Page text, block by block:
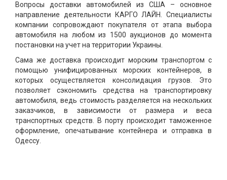
Вопросы доставки автомобилей из США – основное
направление деятельности КАРГО ЛАЙН. Специалисты
компании сопровождают покупателя от этапа выбора
автомобиля на любом из 1500 аукционов до момента
постановки на учет на территории Украины.
Сама же доставка происходит морским транспортом с
помощью унифицированных морских контейнеров, в
которых осуществляется консолидация грузов. Это
позволяет сэкономить средства на транспортировку
автомобиля, ведь стоимость разделяется на нескольких
заказчиков, в зависимости от размера и веса
транспортных средств. В порту происходит таможенное
оформление, опечатывание контейнера и отправка в
Одессу.